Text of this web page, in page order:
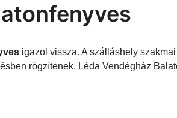
igazol vissza. A szálláshely
rögzítenek. Léda Vendégház